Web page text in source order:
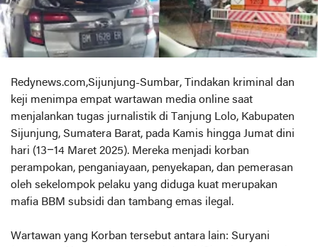
Redynews.com,Sijunjung-Sumbar, Tindakan kriminal dan
keji menimpa empat wartawan media online saat
menjalankan tugas jurnalistik di Tanjung Lolo, Kabupaten
Sijunjung, Sumatera Barat, pada Kamis hingga Jumat dini
hari (13–14 Maret 2025). Mereka menjadi korban
perampokan, penganiayaan, penyekapan, dan pemerasan
oleh sekelompok pelaku yang diduga kuat merupakan
mafia BBM subsidi dan tambang emas ilegal.
Wartawan yang Korban tersebut antara lain: Suryani